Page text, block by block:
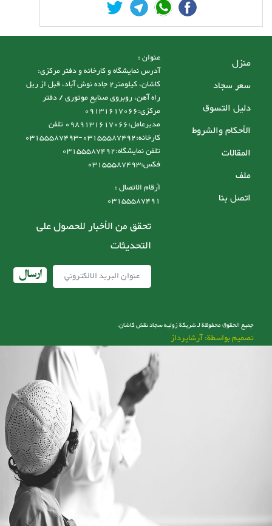
منزل
سعر سجاد
دليل التسوق
الأحكام والشروط
المقالات
ملف
اتصل بنا
عنوان :
آدرس نمایشگاه و کارخانه و دفتر مرکزی:
کاشان، کیلومتر2 جاده نوش آباد، قبل از ریل
راه آهن، روبروی صنایع موتوری / دفتر
مرکزی:09131617066
مدیرعامل:0989131617066 تلفن
کارخانه:03155587492-03155587493
تلفن نمایشگاه:03155587492
فکس:03155587493
أرقام الاتصال :
03155587491
تحقق من الأخبار للحصول على
التحديثات
ارسال
جميع الحقوق محفوظة لـ شریکة زولیه سجاد نقش کاشان.
تصميم بواسطة: آرشاپرداز